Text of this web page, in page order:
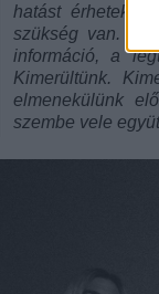
hatást érhetek
szükség van. De
információ, a
Kimerültünk.
elmenekülünk
szembe vele